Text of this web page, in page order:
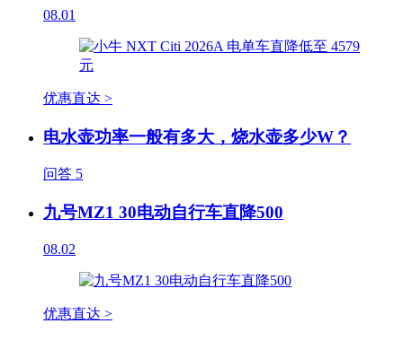
08.01
优惠直达 >
电水壶功率一般有多大，烧水壶多少W？
问答 5
九号MZ1 30电动自行车直降500
08.02
优惠直达 >